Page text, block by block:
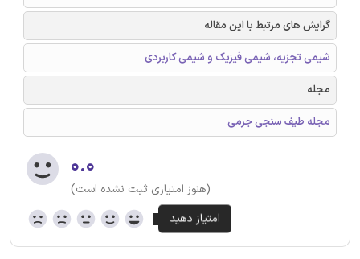
گرایش های مرتبط با این مقاله
شیمی تجزیه، شیمی فیزیک و شیمی کاربردی
مجله
مجله طیف سنجی جرمی
۰.۰
(هنوز امتیازی ثبت نشده است)